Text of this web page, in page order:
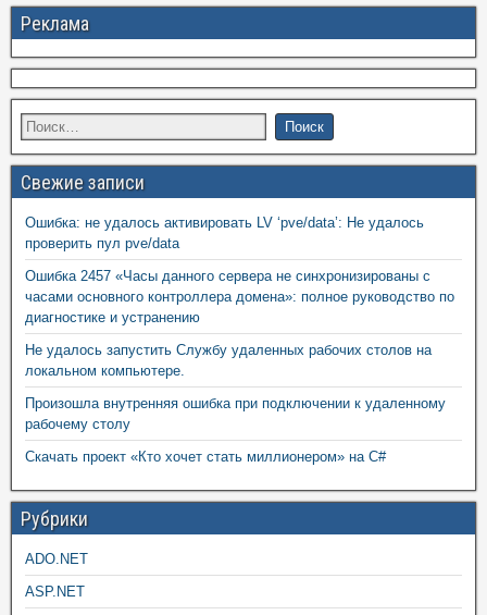
Реклама
Свежие записи
Ошибка: не удалось активировать LV ‘pve/data’: Не удалось
проверить пул pve/data
Ошибка 2457 «Часы данного сервера не синхронизированы с
часами основного контроллера домена»: полное руководство по
диагностике и устранению
Не удалось запустить Службу удаленных рабочих столов на
локальном компьютере.
Произошла внутренняя ошибка при подключении к удаленному
рабочему столу
Скачать проект «Кто хочет стать миллионером» на C#
Рубрики
ADO.NET
ASP.NET